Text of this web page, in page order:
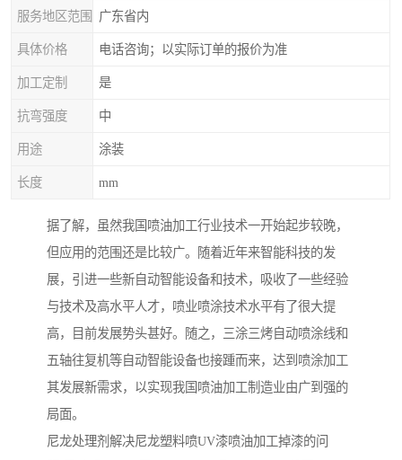
服务地区范围 广东省内
具体价格 电话咨询；以实际订单的报价为准
加工定制 是
抗弯强度 中
用途 涂装
长度 mm
据了解，虽然我国喷油加工行业技术一开始起步较晚，
但应用的范围还是比较广。随着近年来智能科技的发
展，引进一些新自动智能设备和技术，吸收了一些经验
与技术及高水平人才，喷业喷涂技术水平有了很大提
高，目前发展势头甚好。随之，三涂三烤自动喷涂线和
五轴往复机等自动智能设备也接踵而来，达到喷涂加工
其发展新需求，以实现我国喷油加工制造业由广到强的
局面。
尼龙处理剂解决尼龙塑料喷UV漆喷油加工掉漆的问